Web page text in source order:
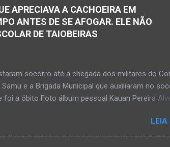
APRECIAVA A CACHOEIRA EM
ANTES DE SE AFOGAR. ELE NÃO
DE TAIOBEIRAS
socorro até a chegada dos militares do
e a Brigada Municipal que auxiliaram no
a óbito Foto álbum pessoal Kauan Pereira
antes de se afogar e depois vir a óbito nesta
Foto álbum pessoal Kauan Pereira Alves.
LEIA